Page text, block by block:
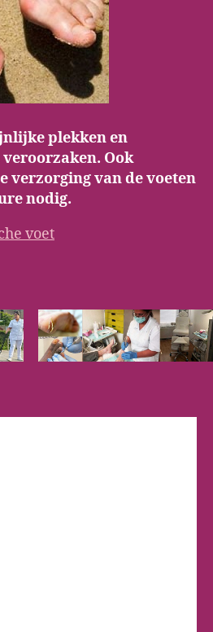
plekken en
Ook
verzorging van de voeten
nodig.
voet